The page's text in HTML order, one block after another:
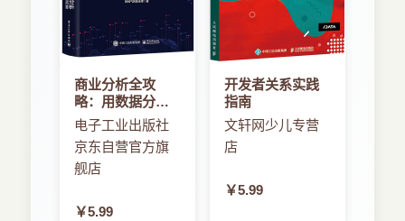
2．4．3 可拖曳的注释视图 30
2．4．4 使用地图覆盖层 31
2．5 地理编码和反向地理编码 32
2．5．2 对位置进行反向地理编码 36
2．6 地理围栏 38
2．6．1 检查区域监视功能 38
2．6．2 定义边界 39
2．6．3 监视变化 40
2．8 小结 46
商业分析全攻
略：用数据分析
解决商业问题
电子工业出版社
京东自营官方旗
舰店
￥5.99
开发者关系实践
指南
文轩网少儿专营
店
￥5.99